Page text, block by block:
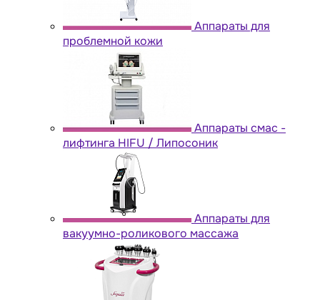
Аппараты для
проблемной кожи
Аппараты cмас -
лифтинга HIFU / Липосоник
Аппараты для
вакуумно-роликового массажа